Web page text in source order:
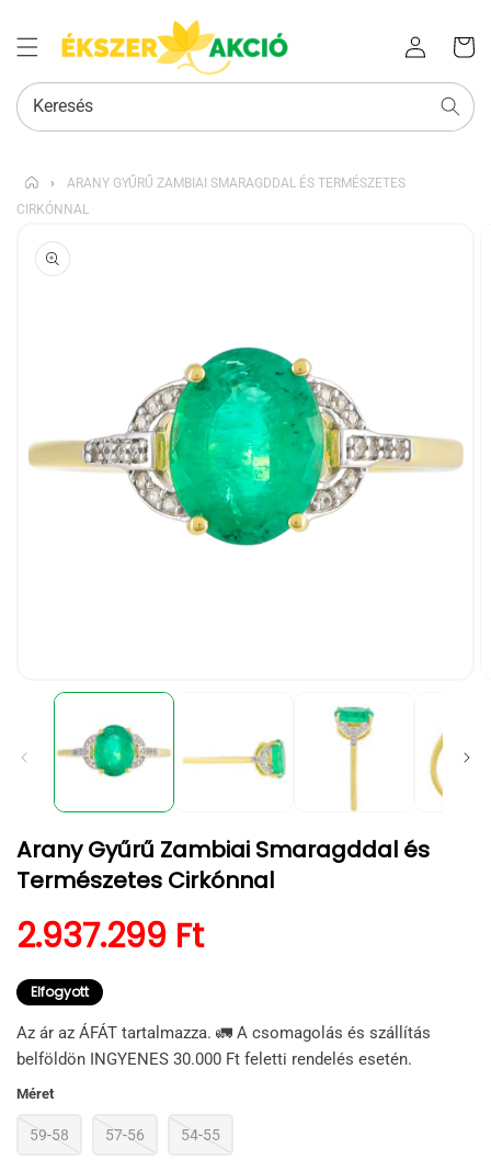
Bejelentkezés
kosara
Keresés
›
ARANY GYŰRŰ ZAMBIAI SMARAGDDAL ÉS TERMÉSZETES
CIRKÓNNAL
UGRÁS A
TERMÉKADATOKRA
médiafájl
modális
párbeszédpanelen
Arany Gyűrű Zambiai Smaragddal és
Természetes Cirkónnal
Normál ár
2.937.299 Ft
Elfogyott
Az ár az ÁFÁT tartalmazza. 🚛 A csomagolás és szállítás
belföldön INGYENES 30.000 Ft feletti rendelés esetén.
Méret
59-58 57-56 54-55